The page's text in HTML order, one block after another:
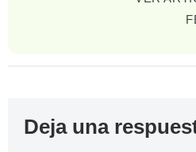
Deja una